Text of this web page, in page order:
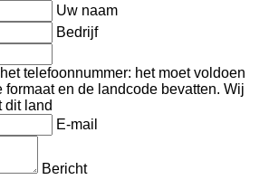
Uw naam
Bedrijf
telefoonnummer: het moet voldoen
en de landcode bevatten. Wij
dit land
E-mail
Bericht